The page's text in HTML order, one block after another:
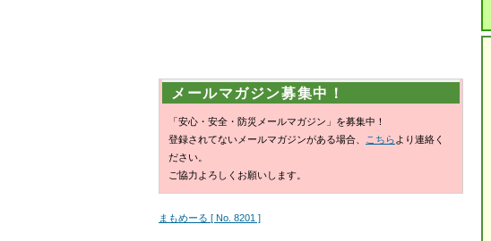
メールマガジン募集中！
「安心・安全・防災メールマガジン」を募集中！
登録されてないメールマガジンがある場合、
こちら より連絡く
ださい。
ご協力よろしくお願いします。
まもめーる [ No. 8201 ]